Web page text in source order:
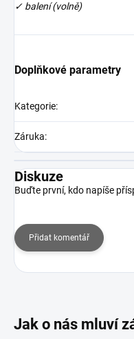
✓ balení (volně)
Doplňkové parametry
Kategorie:
Záruka:
Diskuze
Buďte první, kdo napíše
Přidat komentář